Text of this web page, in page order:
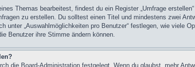
Themas bearbeitest, findest du ein Register „Umfrage
zu erstellen. Du solltest einen Titel und mindestens zwei
unter „Auswahlmöglichkeiten pro Benutzer“ festlegen, wie viele
Benutzer ihre Stimme ändern können.
die Board-Administration festgelegt. Wenn du glaubst, mehr